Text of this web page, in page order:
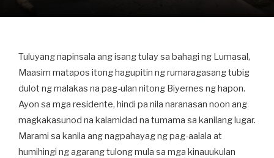
Tuluyang napinsala ang isang tulay sa bahagi ng Lumasal,
Maasim matapos itong hagupitin ng rumaragasang tubig
dulot ng malakas na pag-ulan nitong Biyernes ng hapon.
Ayon sa mga residente, hindi pa nila naranasan noon ang
magkakasunod na kalamidad na tumama sa kanilang lugar.
Marami sa kanila ang nagpahayag ng pag-aalala at
humihingi ng agarang tulong mula sa mga kinauukulan